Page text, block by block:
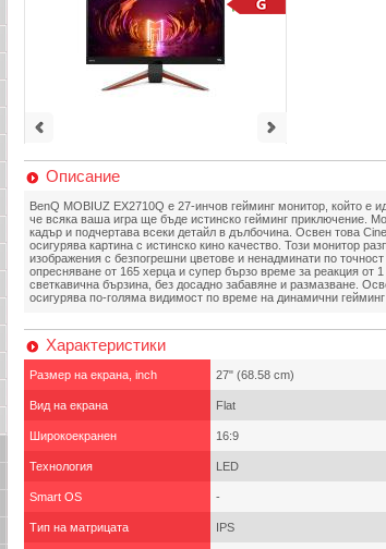
Описание
BenQ MOBIUZ EX2710Q е 27-инчов гейминг монитор, който е
че всяка ваша игра ще бъде истинско гейминг приключение.
кадър и подчертава всеки детайл в дълбочина. Освен това
осигурява картина с истинско кино качество. Този монитор
изображения с безпогрешни цветове и ненадминати по
опресняване от 165 херца и супер бързо време за реакция
светкавична бързина, без досадно забавяне и размазване.
осигурява по-голяма видимост по време на динамични гейминг
Характеристики
Размер на екрана, inch 27" (68.58 cm)
Вид на екрана Flat
Широкоекранен 16:9
Технология LED
Smart OS -
Тип на матрицата IPS